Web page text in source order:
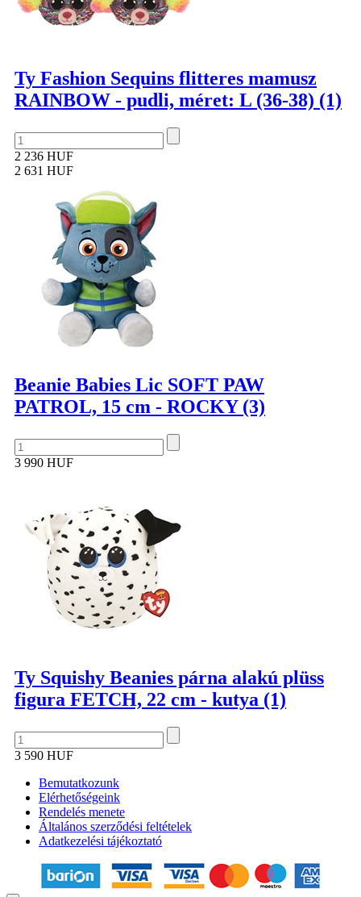
Ty Fashion Sequins flitteres mamusz
RAINBOW - pudli, méret: L (36-38) (1)
2 236 HUF
2 631 HUF
Beanie Babies Lic SOFT PAW
PATROL, 15 cm - ROCKY (3)
3 990 HUF
Ty Squishy Beanies párna alakú plüss
figura FETCH, 22 cm - kutya (1)
3 590 HUF
Bemutatkozunk
Elérhetőségeink
Rendelés menete
Általános szerződési feltételek
Adatkezelési tájékoztató